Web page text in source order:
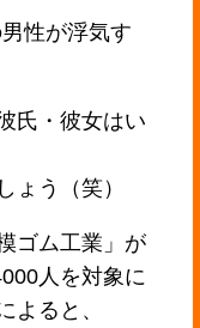
性が浮気す
氏・彼女はい
ょう（笑）
ゴム工業」が
人を対象に
よると、